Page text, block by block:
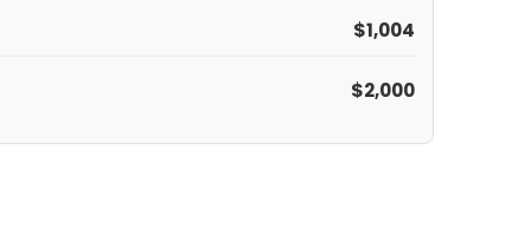
$1,004
$2,000